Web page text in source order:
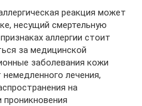
реакция может
несущий смертельную
аллергии стоит
за медицинской
заболевания кожи
лечения,
на
проникновения